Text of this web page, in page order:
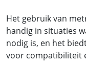
Het gebruik van
handig in situaties
nodig is, en het
voor compatibiliteit